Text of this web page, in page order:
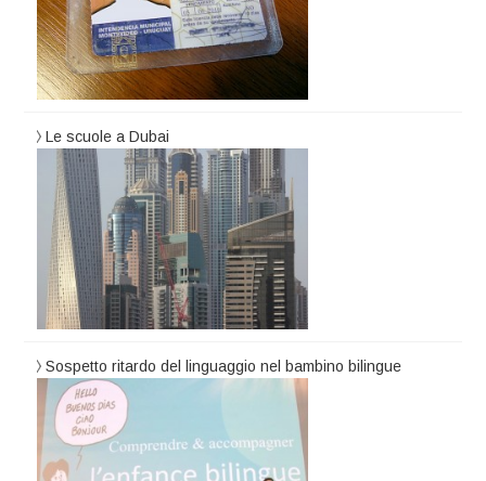
Le scuole a Dubai
Sospetto ritardo del linguaggio nel bambino bilingue